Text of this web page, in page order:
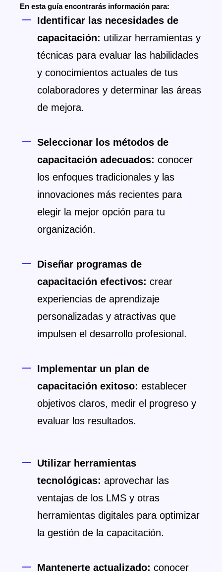
En esta guía encontrarás información para:
Identificar las necesidades de
capacitación: utilizar herramientas y
técnicas para evaluar las habilidades
y conocimientos actuales de tus
colaboradores y determinar las áreas
de mejora.
Seleccionar los métodos de
capacitación adecuados: conocer
los enfoques tradicionales y las
innovaciones más recientes para
elegir la mejor opción para tu
organización.
Diseñar programas de
capacitación efectivos: crear
experiencias de aprendizaje
personalizadas y atractivas que
impulsen el desarrollo profesional.
Implementar un plan de
capacitación exitoso: establecer
objetivos claros, medir el progreso y
evaluar los resultados.
Utilizar herramientas
tecnológicas: aprovechar las
ventajas de los LMS y otras
herramientas digitales para optimizar
la gestión de la capacitación.
Mantenerte actualizado: conocer